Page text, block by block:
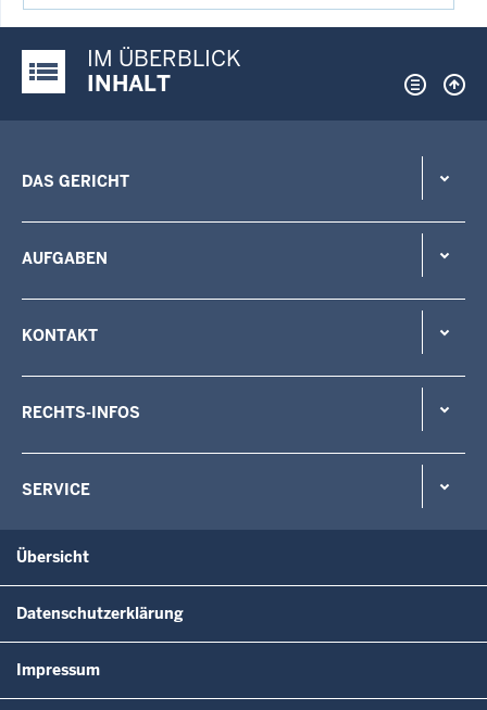
Justiz-Portal im Überblick:
IM ÜBERBLICK
INHALT
DAS GERICHT
AUFGABEN
KONTAKT
RECHTS-INFOS
SERVICE
Übersicht
Datenschutzerklärung
Impressum